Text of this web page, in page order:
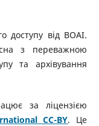
доступу від BOAI.
з переважною
та архівування
за ліцензією
CC-BY. Це